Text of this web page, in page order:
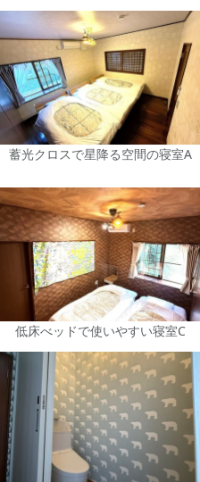
蓄光クロスで星降る空間の寝室A
低床べッドで使いやすい寝室C